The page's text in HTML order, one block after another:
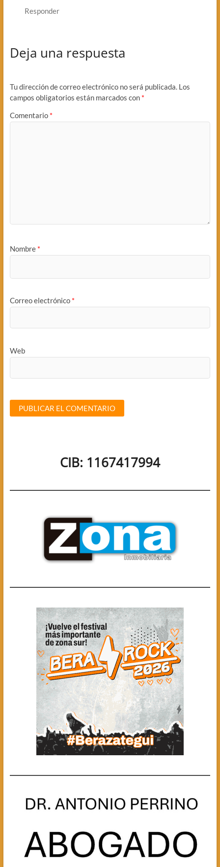
Responder
Deja una respuesta
Tu dirección de correo electrónico no será publicada. Los
campos obligatorios están marcados con *
Comentario *
Nombre *
Correo electrónico *
Web
CIB: 1167417994